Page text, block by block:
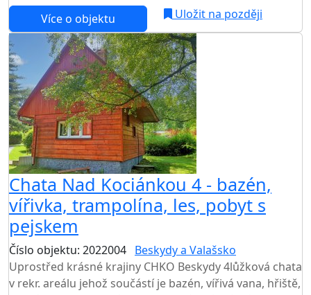
Více o objektu
Uložit na později
Chata Nad Kociánkou 4 - bazén,
vířivka, trampolína, les, pobyt s
pejskem
Číslo objektu: 2022004 Beskydy a Valašsko
Uprostřed krásné krajiny CHKO Beskydy 4lůžková chata
v rekr. areálu jehož součástí je bazén, vířivá vana, hřiště,